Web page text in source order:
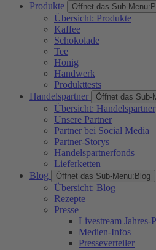
Produkte
Öffnet das Sub-Menu:
Übersicht: Produkte
Kaffee
Schokolade
Tee
Honig
Handwerk
Produkttests
Handelspartner
Öffnet das Sub-
Übersicht: Handelspartner
Unsere Partner
Partner bei Social Media
Partner-Storys
Handelspartnerfonds
Lieferketten
Blog
Öffnet das Sub-Menu: Blog
Übersicht: Blog
Rezepte
Presse
Livestream Jahres-
Medien-Infos
Presseverteiler